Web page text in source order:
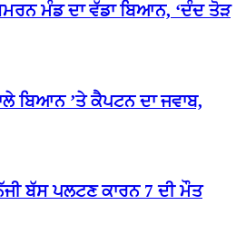
ਮੰਡ ਦਾ ਵੱਡਾ ਬਿਆਨ, ‘ਦੰਦ ਤੋੜ
ਬਿਆਨ ’ਤੇ ਕੈਪਟਨ ਦਾ ਜਵਾਬ,
ਬੱਸ ਪਲਟਣ ਕਾਰਨ 7 ਦੀ ਮੌਤ